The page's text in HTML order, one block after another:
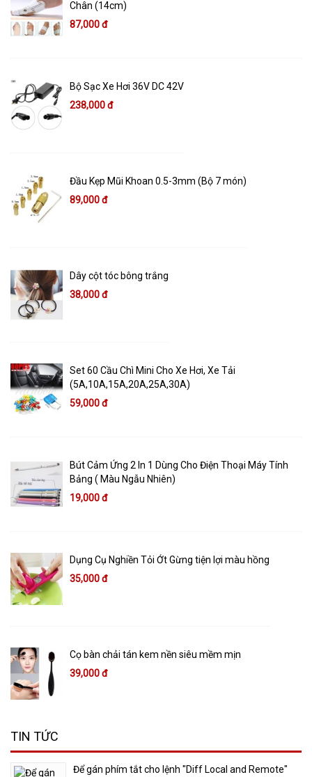
Chân (14cm)
87,000 đ
Bộ Sạc Xe Hơi 36V DC 42V
238,000 đ
Đầu Kẹp Mũi Khoan 0.5-3mm (Bộ 7 món)
89,000 đ
Dây cột tóc bông trắng
38,000 đ
Set 60 Cầu Chì Mini Cho Xe Hơi, Xe Tải
(5A,10A,15A,20A,25A,30A)
59,000 đ
Bút Cảm Ứng 2 In 1 Dùng Cho Điện Thoại Máy Tính
Bảng ( Màu Ngẫu Nhiên)
19,000 đ
Dụng Cụ Nghiền Tỏi Ớt Gừng tiện lợi màu hồng
35,000 đ
Cọ bàn chải tán kem nền siêu mềm mịn
39,000 đ
TIN TỨC
​Để gán phím tắt cho lệnh "Diff Local and Remote"